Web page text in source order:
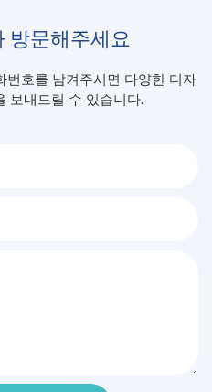
방문해주세요
번호를 남겨주시면 다양한 디자
보내드릴 수 있습니다.